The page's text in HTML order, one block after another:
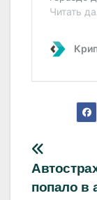
по
попало в